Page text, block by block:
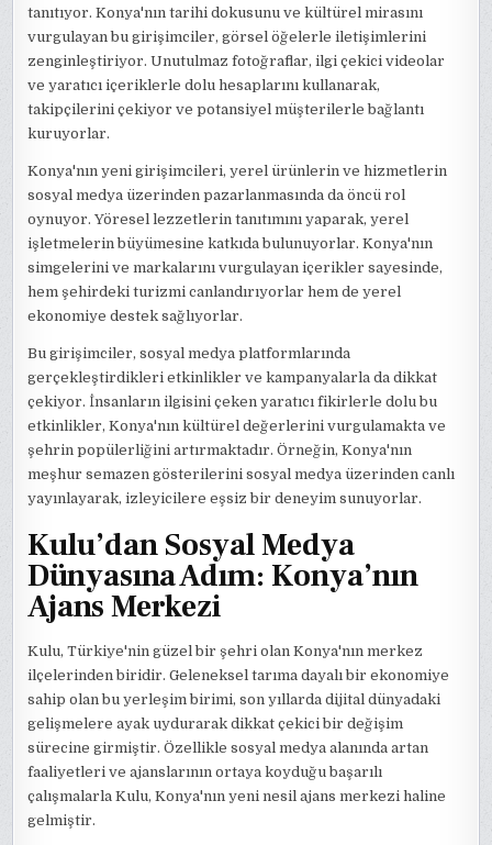
tanıtıyor. Konya'nın tarihi dokusunu ve kültürel mirasını
vurgulayan bu girişimciler, görsel öğelerle iletişimlerini
zenginleştiriyor. Unutulmaz fotoğraflar, ilgi çekici videolar
ve yaratıcı içeriklerle dolu hesaplarını kullanarak,
takipçilerini çekiyor ve potansiyel müşterilerle bağlantı
kuruyorlar.
Konya'nın yeni girişimcileri, yerel ürünlerin ve hizmetlerin
sosyal medya üzerinden pazarlanmasında da öncü rol
oynuyor. Yöresel lezzetlerin tanıtımını yaparak, yerel
işletmelerin büyümesine katkıda bulunuyorlar. Konya'nın
simgelerini ve markalarını vurgulayan içerikler sayesinde,
hem şehirdeki turizmi canlandırıyorlar hem de yerel
ekonomiye destek sağlıyorlar.
Bu girişimciler, sosyal medya platformlarında
gerçekleştirdikleri etkinlikler ve kampanyalarla da dikkat
çekiyor. İnsanların ilgisini çeken yaratıcı fikirlerle dolu bu
etkinlikler, Konya'nın kültürel değerlerini vurgulamakta ve
şehrin popülerliğini artırmaktadır. Örneğin, Konya'nın
meşhur semazen gösterilerini sosyal medya üzerinden canlı
yayınlayarak, izleyicilere eşsiz bir deneyim sunuyorlar.
Kulu’dan Sosyal Medya
Dünyasına Adım: Konya’nın
Ajans Merkezi
Kulu, Türkiye'nin güzel bir şehri olan Konya'nın merkez
ilçelerinden biridir. Geleneksel tarıma dayalı bir ekonomiye
sahip olan bu yerleşim birimi, son yıllarda dijital dünyadaki
gelişmelere ayak uydurarak dikkat çekici bir değişim
sürecine girmiştir. Özellikle sosyal medya alanında artan
faaliyetleri ve ajanslarının ortaya koyduğu başarılı
çalışmalarla Kulu, Konya'nın yeni nesil ajans merkezi haline
gelmiştir.